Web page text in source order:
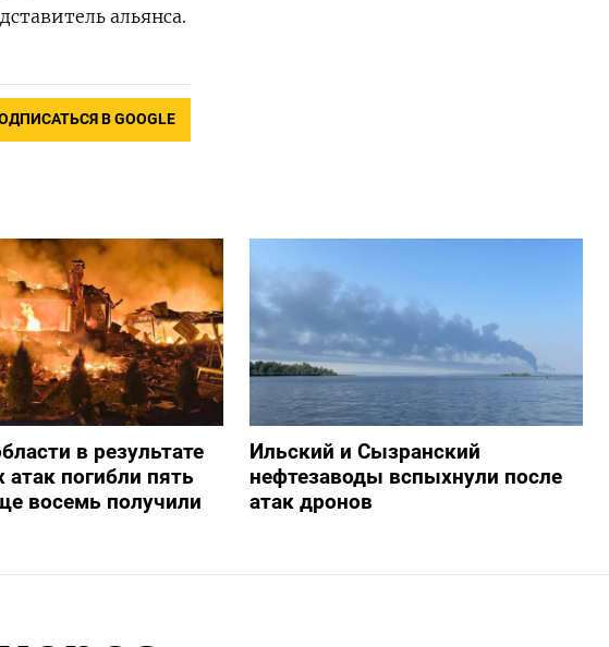
альянса.
В GOOGLE
в результате
атак погибли пять
восемь получили
Ильский и Сызранский
нефтезаводы вспыхнули после
атак дронов